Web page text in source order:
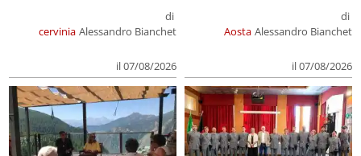
cervinia
di
Alessandro Bianchet
il 07/08/2026
Aosta
di
Alessandro Bianchet
il 07/08/2026